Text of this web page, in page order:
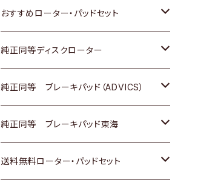
ダイハツ
マツダ
三菱
スバル
日野
いすゞ
ダイハツ
マツダ
三菱
日野
いすゞ
ダイハツ
三菱
日野
三菱ふそう
スズキ
日産
ダイハツ
マツダ
三菱
ホンダ
スズキ
日産
いすゞ
ダイハツ
トヨタ
日産
いすゞ
ダイハツ
マツダ
おすすめローター・パッドセット
トヨタ
ホンダ
スズキ
日産
純正同等ディスクローター
トヨタ
ホンダ
スズキ
純正同等 ブレーキパッド（ADVICS）
トヨタ
ホンダ
純正同等 ブレーキパッド東海
トヨタ
送料無料ローター・パッドセット